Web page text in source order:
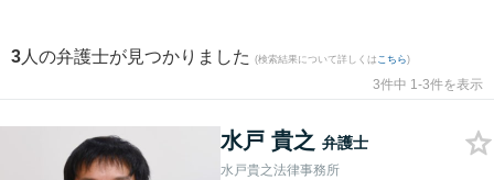
3 人の弁護士が見つかりました (検索結果について詳しくは こちら)
3件中 1-3件を表示
水戸 貴之 弁護士
水戸貴之法律事務所